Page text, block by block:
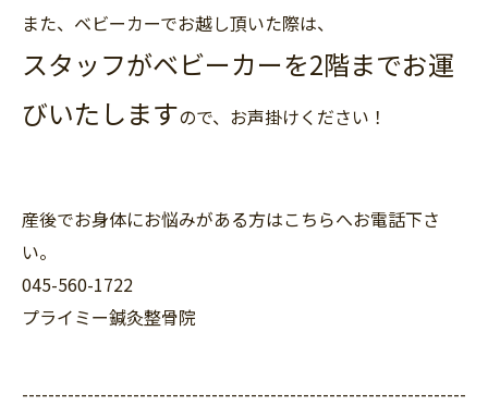
また、ベビーカーでお越し頂いた際は、
スタッフがベビーカーを2階までお運
びいたしますので、お声掛けください！
産後でお身体にお悩みがある方はこちらへお電話下さ
い。
045-560-1722
プライミー鍼灸整骨院
--------------------------------------------------------------------